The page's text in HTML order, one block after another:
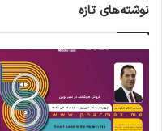
نوشته‌های تازه